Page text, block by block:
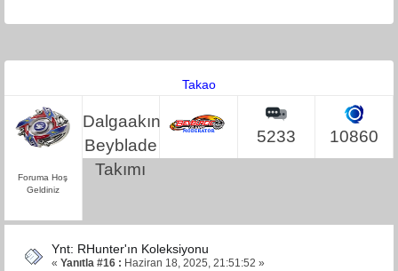
Takao
Dalgaakın
Beyblade
Takımı
5233 10860
Foruma Hoş
Geldiniz
Ynt: RHunter'ın Koleksiyonu
« Yanıtla #16 : Haziran 18, 2025, 21:51:52 »